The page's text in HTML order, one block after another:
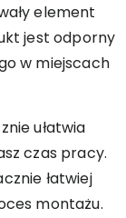
element
jest odporny
w miejscach
ułatwia
czas pracy.
łatwiej
montażu.